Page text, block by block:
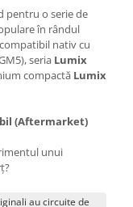
pentru o serie de
în rândul
nativ cu
seria Lumix
compactă Lumix
(Aftermarket)
unui
au circuite de